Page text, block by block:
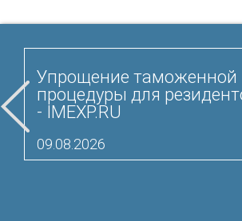
Упрощение таможенной
процедуры для
- IMEXP.RU
09.08.2026